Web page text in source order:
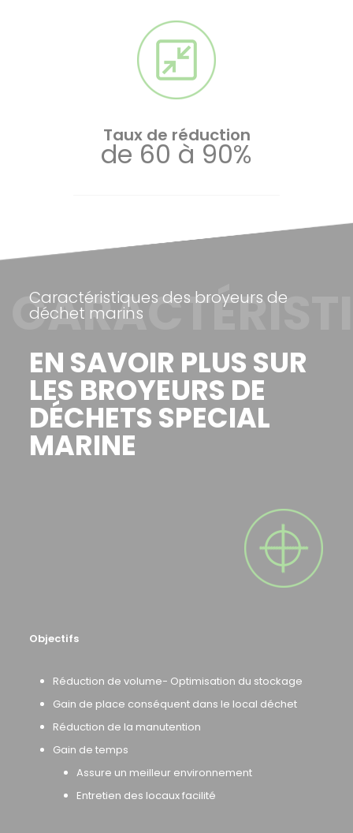
Taux de réduction
de 60 à 90%
Caractéristiques des broyeurs de
déchet marins
EN SAVOIR PLUS SUR
LES BROYEURS DE
DÉCHETS SPECIAL
MARINE
Objectifs
Réduction de volume- Optimisation du stockage
Gain de place conséquent dans le local déchet
Réduction de la manutention
Gain de temps
Assure un meilleur environnement
Entretien des locaux facilité